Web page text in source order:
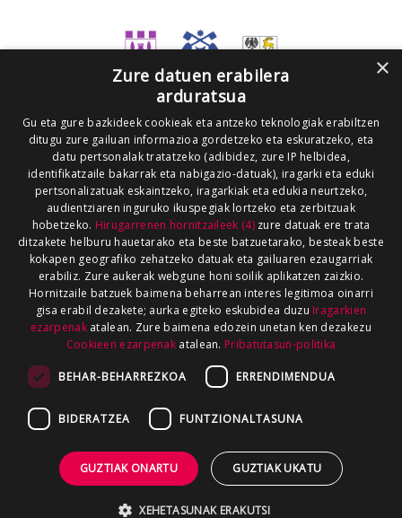
×
Zure datuen erabilera
arduratsua
Gu eta gure bazkideek cookieak eta antzeko teknologiak erabiltzen
ditugu zure gailuan informazioa gordetzeko eta eskuratzeko, eta
datu pertsonalak tratatzeko (adibidez, zure IP helbidea,
identifikatzaile bakarrak eta nabigazio-datuak), iragarki eta eduki
pertsonalizatuak eskaintzeko, iragarkiak eta edukia neurtzeko,
audientziaren inguruko ikuspegiak lortzeko eta zerbitzuak
hobetzeko. Hirugarrenen hornitzaileek (4)zure datuak ere trata
ditzakete helburu hauetarako eta beste batzuetarako, besteak beste
kokapen geografiko zehatzeko datuak eta gailuaren ezaugarriak
erabiliz. Zure aukerak webgune honi soilik aplikatzen zaizkio.
Hornitzaile batzuek baimena beharrean interes legitimoa oinarri
gisa erabil dezakete; aurka egiteko eskubidea duzu Iragarkien
ezarpenakatalean. Zure baimena edozein unetan ken dezakezu
Cookieen ezarpenak atalean. Pribatutasun-politika
BEHAR-BEHARREZKOA ERRENDIMENDUA
BIDERATZEA FUNTZIONALTASUNA
GUZTIAK ONARTU GUZTIAK UKATU
XEHETASUNAK ERAKUTSI